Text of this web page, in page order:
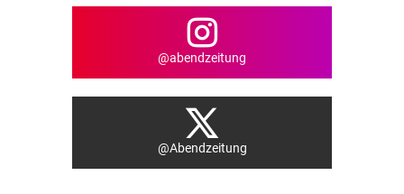
@abendzeitung
@Abendzeitung